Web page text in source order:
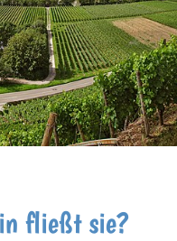
fließt sie?